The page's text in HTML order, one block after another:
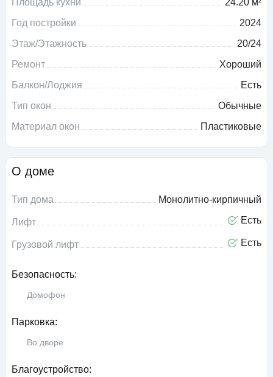
Площадь кухни
24.20 м²
Год постройки
2024
Этаж/Этажность
20/24
Ремонт
Хороший
Балкон/Лоджия
Есть
Тип окон
Обычные
Материал окон
Пластиковые
О доме
Тип дома Монолитно-кирпичный
Лифт Есть
Грузовой лифт Есть
Безопасность:
Домофон
Парковка:
Во дворе
Благоустройство: